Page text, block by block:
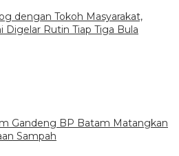
dengan Tokoh Masyarakat,
Digelar Rutin Tiap Tiga Bula
Gandeng BP Batam Matangkan
Sampah